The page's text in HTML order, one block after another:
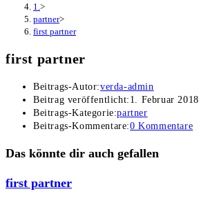
1. >
partner>
first partner
first partner
Beitrags-Autor:verda-admin
Beitrag veröffentlicht: 1. Februar 2018
Beitrags-Kategorie:partner
Beitrags-Kommentare:0 Kommentare
Das könnte dir auch gefallen
first partner